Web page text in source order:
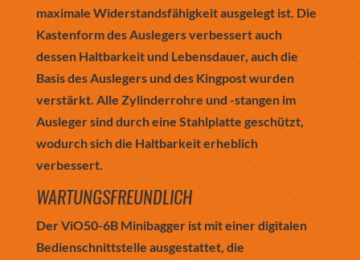
maximale Widerstandsfähigkeit ausgelegt ist. Die
Kastenform des Auslegers verbessert auch
dessen Haltbarkeit und Lebensdauer, auch die
Basis des Auslegers und des Kingpost wurden
verstärkt. Alle Zylinderrohre und -stangen im
Ausleger sind durch eine Stahlplatte geschützt,
wodurch sich die Haltbarkeit erheblich
verbessert.
WARTUNGSFREUNDLICH
Der ViO50-6B Minibagger ist mit einer digitalen
Bedienschnittstelle ausgestattet, die